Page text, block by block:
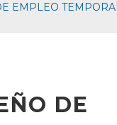
EMPLEO
DE